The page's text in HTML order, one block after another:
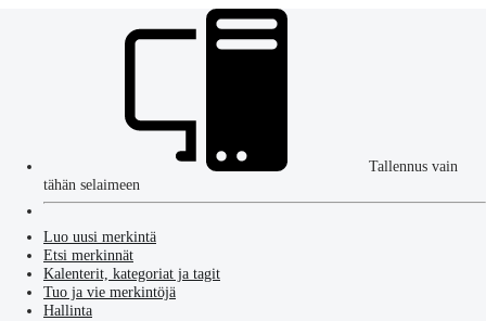
Tallennus vain
tähän selaimeen
Luo uusi merkintä
Etsi merkinnät
Kalenterit, kategoriat ja tagit
Tuo ja vie merkintöjä
Hallinta